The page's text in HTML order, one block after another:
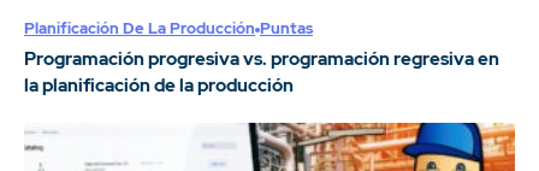
Planificación De La Producción Puntas
Programación progresiva vs. programación regresiva en
la planificación de la producción